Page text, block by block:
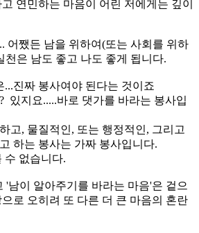
연민하는 마음이 어린 저에게는 깊이
어쨌든 남을 위하여(또는 사회를 위하
천은 남도 좋고 나도 좋게 됩니다.
...진짜 봉사여야 된다는 것이죠
있지요.....바로 댓가를 바라는 봉사입
고, 물질적인, 또는 행정적인, 그리고
하는 봉사는 가짜 봉사입니다.
수 없습니다.
'남이 알아주기를 바라는 마음'은 겉으
로 오히려 또 다른 더 큰 마음의 혼란